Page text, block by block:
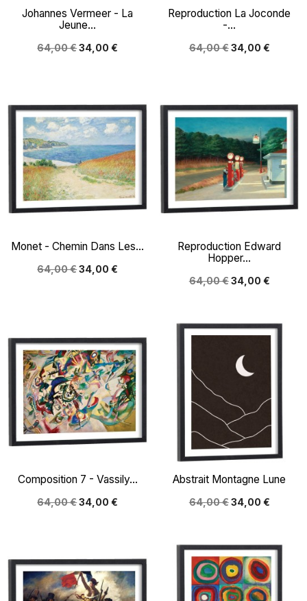
Johannes Vermeer - La
Jeune...
64,00 €34,00 €
Reproduction La Joconde
-...
64,00 €34,00 €
Monet - Chemin Dans Les...
64,00 €34,00 €
Reproduction Edward
Hopper...
64,00 €34,00 €
Composition 7 - Vassily...
64,00 €34,00 €
Abstrait Montagne Lune
64,00 €34,00 €